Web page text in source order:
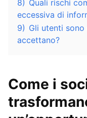
8) Quali rischi
eccessiva di
9) Gli utenti
accettano?
Come i